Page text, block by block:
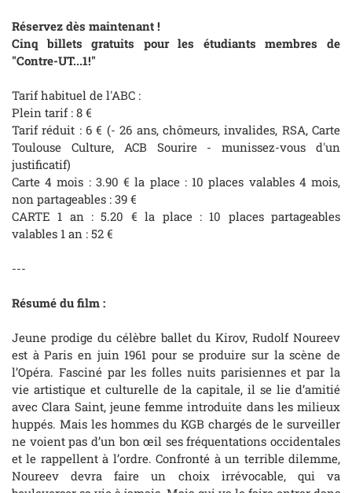
Réservez dès maintenant !
Cinq billets gratuits pour les étudiants membres de
"Contre-UT...1!"
Tarif habituel de l'ABC :
Plein tarif : 8 €
Tarif réduit : 6 € (- 26 ans, chômeurs, invalides, RSA, Carte
Toulouse Culture, ACB Sourire - munissez-vous d'un
justificatif)
Carte 4 mois : 3.90 € la place : 10 places valables 4 mois,
non partageables : 39 €
CARTE 1 an : 5.20 € la place : 10 places partageables
valables 1 an : 52 €
---
Résumé du film :
Jeune prodige du célèbre ballet du Kirov, Rudolf Noureev
est à Paris en juin 1961 pour se produire sur la scène de
l’Opéra. Fasciné par les folles nuits parisiennes et par la
vie artistique et culturelle de la capitale, il se lie d’amitié
avec Clara Saint, jeune femme introduite dans les milieux
huppés. Mais les hommes du KGB chargés de le surveiller
ne voient pas d’un bon œil ses fréquentations occidentales
et le rappellent à l’ordre. Confronté à un terrible dilemme,
Noureev devra faire un choix irrévocable, qui va